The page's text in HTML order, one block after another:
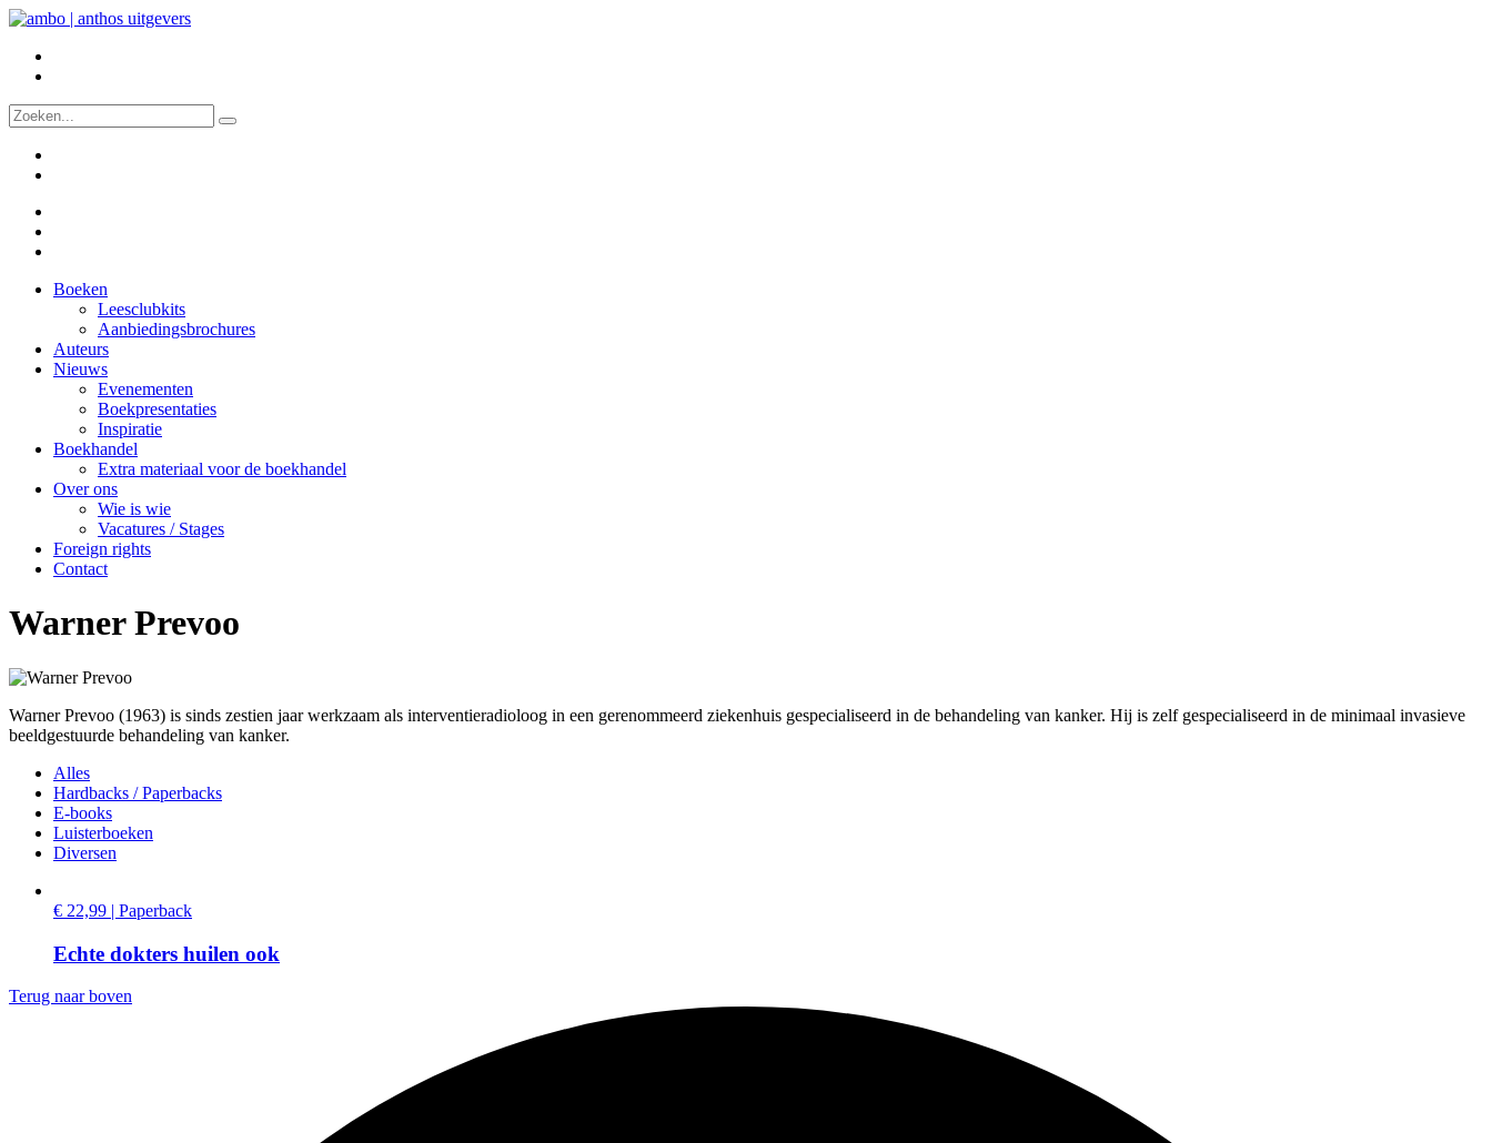
Boeken
Leesclubkits
Aanbiedingsbrochures
Auteurs
Nieuws
Evenementen
Boekpresentaties
Inspiratie
Boekhandel
Extra materiaal voor de boekhandel
Over ons
Wie is wie
Vacatures / Stages
Foreign rights
Contact
Warner Prevoo
Warner Prevoo (1963) is sinds zestien jaar werkzaam als interventieradioloog in een gerenommeerd ziekenhuis gespecialiseerd in de behandeling van kanker. Hij is zelf gespecialiseerd in de minimaal invasieve
beeldgestuurde behandeling van kanker.
Alles
Hardbacks / Paperbacks
E-books
Luisterboeken
Diversen
€ 22,99 | Paperback
Echte dokters huilen ook
Terug naar boven